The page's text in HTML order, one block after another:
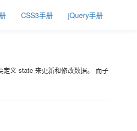
CSS3手册 jQuery手册
义 state 来更新和修改数据。 而子